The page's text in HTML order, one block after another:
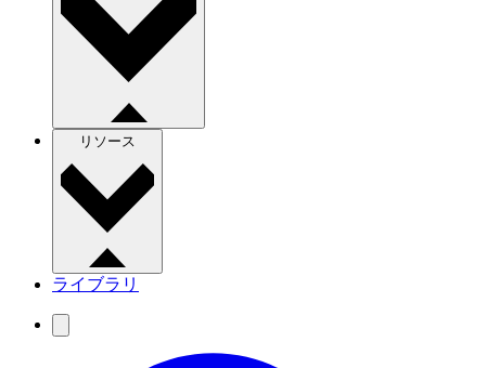
リソース
ライブラリ